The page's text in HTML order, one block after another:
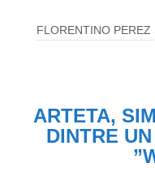
FLORENTINO
ARTETA,
DINTRE